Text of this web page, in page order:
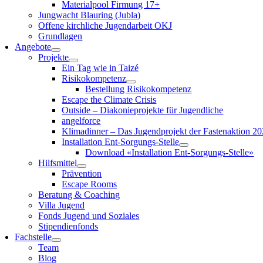
Materialpool Firmung 17+
Jungwacht Blauring (Jubla)
Offene kirchliche Jugendarbeit OKJ
Grundlagen
Angebote
Projekte
Ein Tag wie in Taizé
Risikokompetenz
Bestellung Risikokompetenz
Escape the Climate Crisis
Outside – Diakonieprojekte für Jugendliche
angelforce
Klimadinner – Das Jugendprojekt der Fastenaktion
Installation Ent-Sorgungs-Stelle
Download «Installation Ent-Sorgungs-Stelle»
Hilfsmittel
Prävention
Escape Rooms
Beratung & Coaching
Villa Jugend
Fonds Jugend und Soziales
Stipendienfonds
Fachstelle
Team
Blog